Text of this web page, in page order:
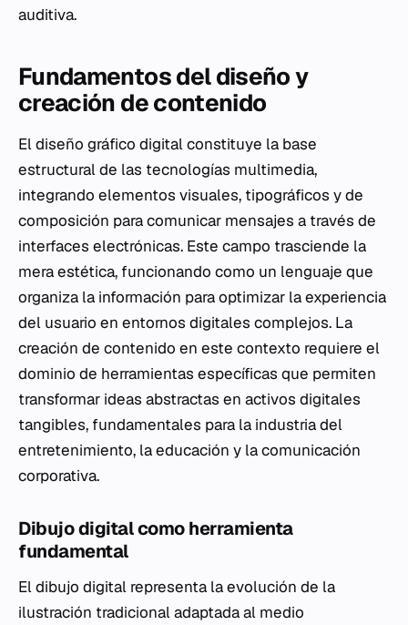
auditiva.
Fundamentos del diseño y
creación de contenido
El diseño gráfico digital constituye la base
estructural de las tecnologías multimedia,
integrando elementos visuales, tipográficos y de
composición para comunicar mensajes a través de
interfaces electrónicas. Este campo trasciende la
mera estética, funcionando como un lenguaje que
organiza la información para optimizar la experiencia
del usuario en entornos digitales complejos. La
creación de contenido en este contexto requiere el
dominio de herramientas específicas que permiten
transformar ideas abstractas en activos digitales
tangibles, fundamentales para la industria del
entretenimiento, la educación y la comunicación
corporativa.
Dibujo digital como herramienta
fundamental
El dibujo digital representa la evolución de la
ilustración tradicional adaptada al medio